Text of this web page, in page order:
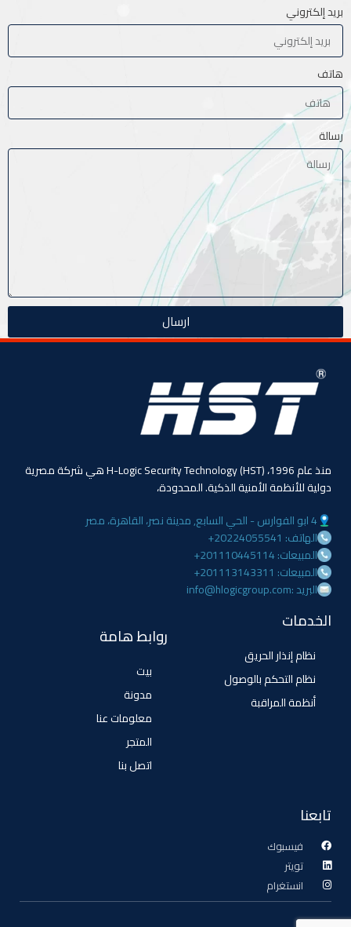
بريد إلكتروني
هاتف
رسالة
ارسال
منذ عام 1996، (HST) H-Logic Security Technology هي شركة مصرية
دولية للأنظمة الأمنية الذكية. المحدودة،
4 ابو الفوارس - الحي السابع, مدينة نصر، القاهرة، مصر
الهاتف: 20224055541+
المبيعات: 201110445114+
المبيعات: 201113143311+
البريد :info@hlogicgroup.com
الخدمات
نظام إنذار الحريق
نظام التحكم بالوصول
أنظمة المراقبة
روابط هامة
بيت
مدونة
معلومات عنا
المتجر
اتصل بنا
تابعنا
فيسبوك
تويتر
انستغرام